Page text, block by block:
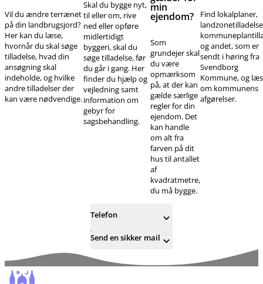
Vil du ændre terrænet
på din landbrugsjord?
Her kan du læse,
hvornår du skal søge
tilladelse, hvad din
ansøgning skal
indeholde, og hvilke
andre tilladelser der
kan være nødvendige.
Skal du bygge nyt,
til eller om, rive
ned eller opføre
midlertidigt
byggeri, skal du
søge tilladelse, før
du går i gang. Her
finder du hjælp og
vejledning samt
information om
gebyr for
sagsbehandling.
min
ejendom?
Som
grundejer skal
du være
opmærksom
på, at der kan
gælde særlige
regler for din
ejendom. Det
kan handle
om alt fra
farven på dit
hus til antallet
af
kvadratmetre,
du må bygge.
Find lokalplaner,
og andet, som er
sendt i høring fra
Svendborg
Kommune, og læs
om kommunens
afgørelser.
Telefon
Send en sikker mail